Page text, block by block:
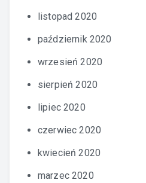
listopad 2020
październik 2020
wrzesień 2020
sierpień 2020
lipiec 2020
czerwiec 2020
kwiecień 2020
marzec 2020